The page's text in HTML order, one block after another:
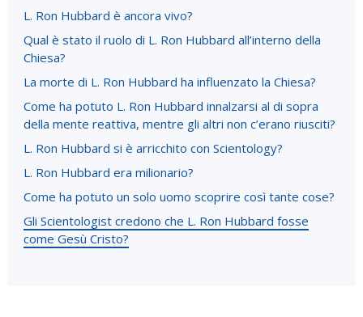
L. Ron Hubbard è ancora vivo?
Qual è stato il ruolo di L. Ron Hubbard all’interno della
Chiesa?
La morte di L. Ron Hubbard ha influenzato la Chiesa?
Come ha potuto L. Ron Hubbard innalzarsi al di sopra
della mente reattiva, mentre gli altri non c’erano riusciti?
L. Ron Hubbard si è arricchito con Scientology?
L. Ron Hubbard era milionario?
Come ha potuto un solo uomo scoprire così tante cose?
Gli Scientologist credono che L. Ron Hubbard fosse
come Gesù Cristo?